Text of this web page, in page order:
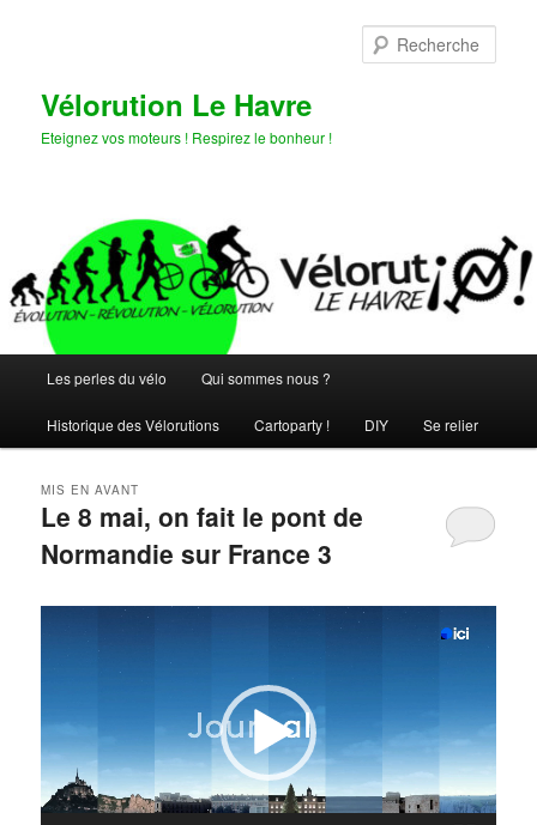
Vélorution Le Havre
Eteignez vos moteurs ! Respirez le bonheur !
principal
Les perles du vélo Qui sommes nous ?
Historique des Vélorutions Cartoparty ! DIY Se relier
Le 8 mai, on fait le pont de
Normandie sur France 3
MIS EN AVANT